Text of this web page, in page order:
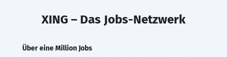
XING – Das Jobs-Netzwerk
Über eine Million Jobs